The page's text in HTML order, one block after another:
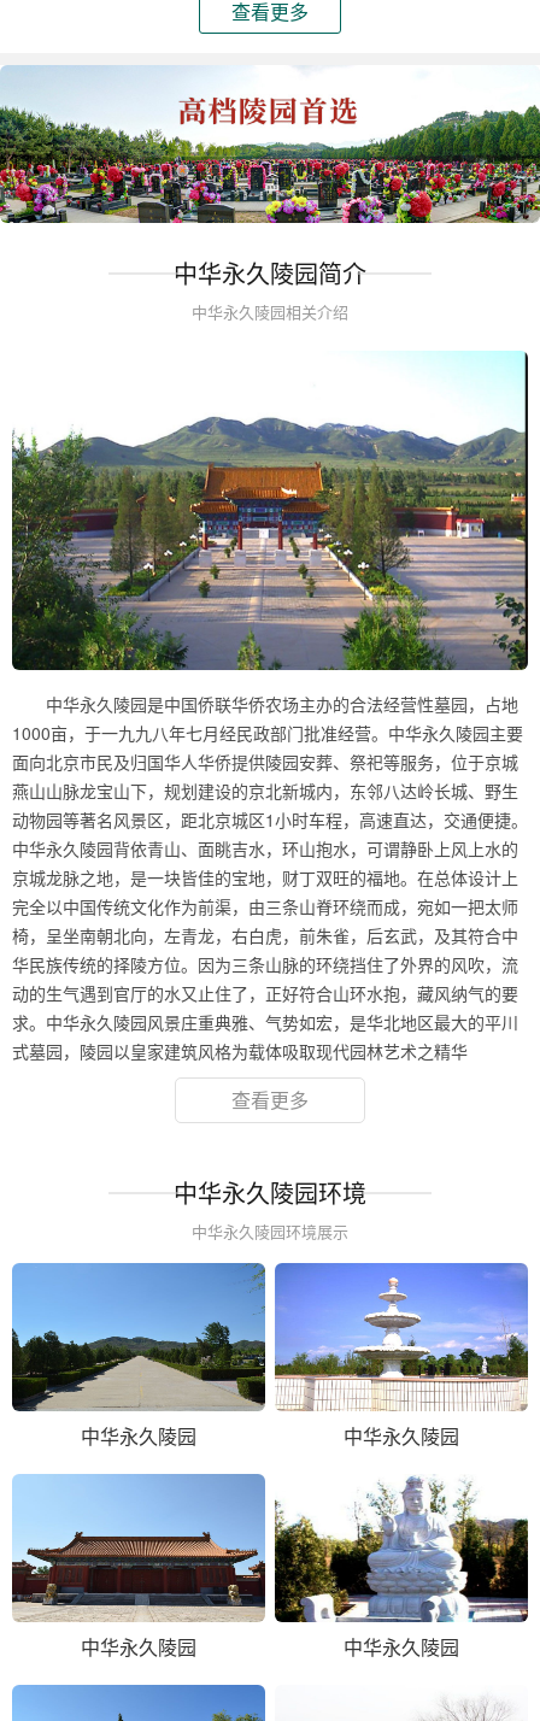
查看更多
中华永久陵园简介
中华永久陵园相关介绍
中华永久陵园是中国侨联华侨农场主办的合法经营性墓园，占地
1000亩，于一九九八年七月经民政部门批准经营。中华永久陵园主要
面向北京市民及归国华人华侨提供陵园安葬、祭祀等服务，位于京城
燕山山脉龙宝山下，规划建设的京北新城内，东邻八达岭长城、野生
动物园等著名风景区，距北京城区1小时车程，高速直达，交通便捷。
中华永久陵园背依青山、面眺吉水，环山抱水，可谓静卧上风上水的
京城龙脉之地，是一块皆佳的宝地，财丁双旺的福地。在总体设计上
完全以中国传统文化作为前渠，由三条山脊环绕而成，宛如一把太师
椅，呈坐南朝北向，左青龙，右白虎，前朱雀，后玄武，及其符合中
华民族传统的择陵方位。因为三条山脉的环绕挡住了外界的风吹，流
动的生气遇到官厅的水又止住了，正好符合山环水抱，藏风纳气的要
求。中华永久陵园风景庄重典雅、气势如宏，是华北地区最大的平川
式墓园，陵园以皇家建筑风格为载体吸取现代园林艺术之精华
查看更多
中华永久陵园环境
中华永久陵园环境展示
中华永久陵园 中华永久陵园
中华永久陵园 中华永久陵园